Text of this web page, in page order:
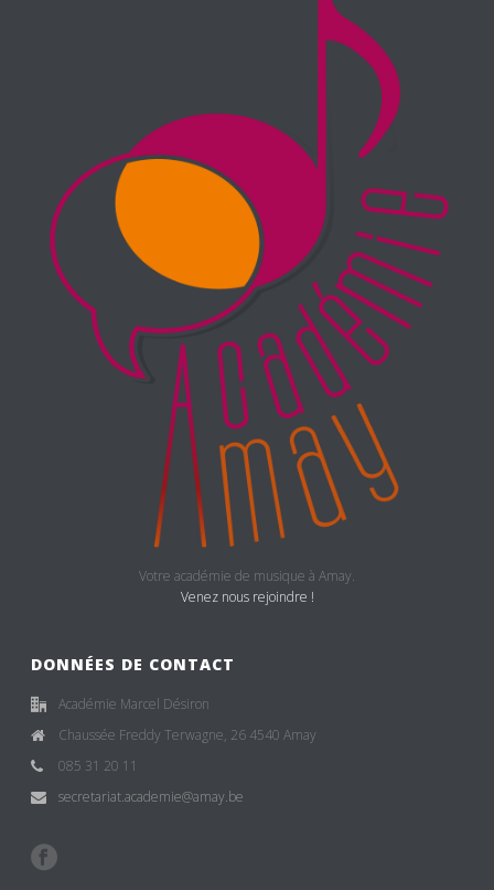
Votre académie de musique à Amay.
Venez nous rejoindre !
DONNÉES DE CONTACT
Académie Marcel Désiron
Chaussée Freddy Terwagne, 26 4540 Amay
085 31 20 11
secretariat.academie@amay.be